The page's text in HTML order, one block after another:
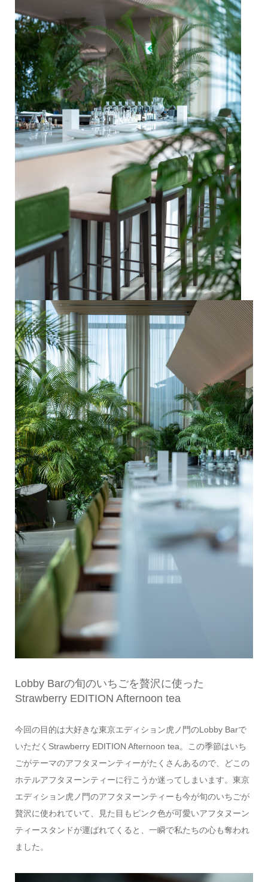
Lobby Barの旬のいちごを贅沢に使った
Strawberry EDITION Afternoon tea
今回の目的は大好きな東京エディション虎ノ門のLobby Barで
いただくStrawberry EDITION Afternoon tea。この季節はいち
ごがテーマのアフタヌーンティーがたくさんあるので、どこの
ホテルアフタヌーンティーに行こうか迷ってしまいます。東京
エディション虎ノ門のアフタヌーンティーも今が旬のいちごが
贅沢に使われていて、見た目もピンク色が可愛いアフタヌーン
ティースタンドが運ばれてくると、一瞬で私たちの心も奪われ
ました。